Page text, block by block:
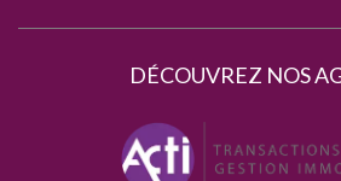
DÉCOUVREZ NOS